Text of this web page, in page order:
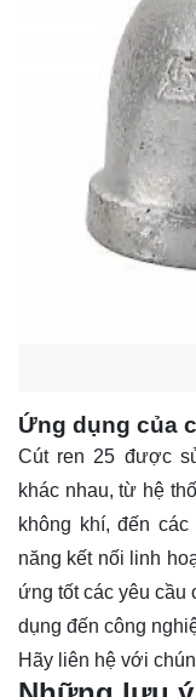
Ứng dụng của
Cút ren 25 được
khác nhau, từ hệ
không khí, đến
năng kết nối linh
ứng tốt các yêu cầu
dụng đến công
Hãy liên hệ với